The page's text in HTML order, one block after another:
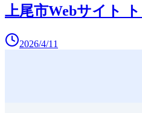
上尾市Webサイト
2026/4/11